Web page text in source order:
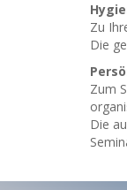
Zu
Die
Zum
Die